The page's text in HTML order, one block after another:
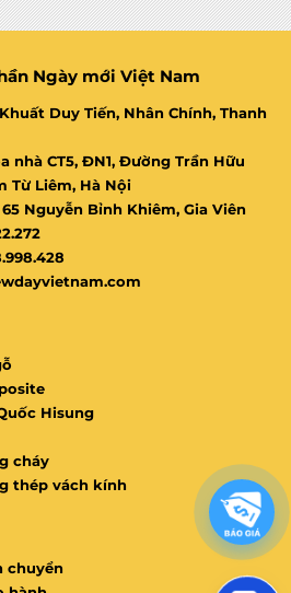
Ngày mới Việt Nam
Duy Tiến, Nhân Chính, Thanh
nhà CT5, ĐN1, Đường Trần Hữu
Từ Liêm, Hà Nội
Nguyễn Bỉnh Khiêm, Gia Viên
Hisung
cháy
thép vách kính
chuyển